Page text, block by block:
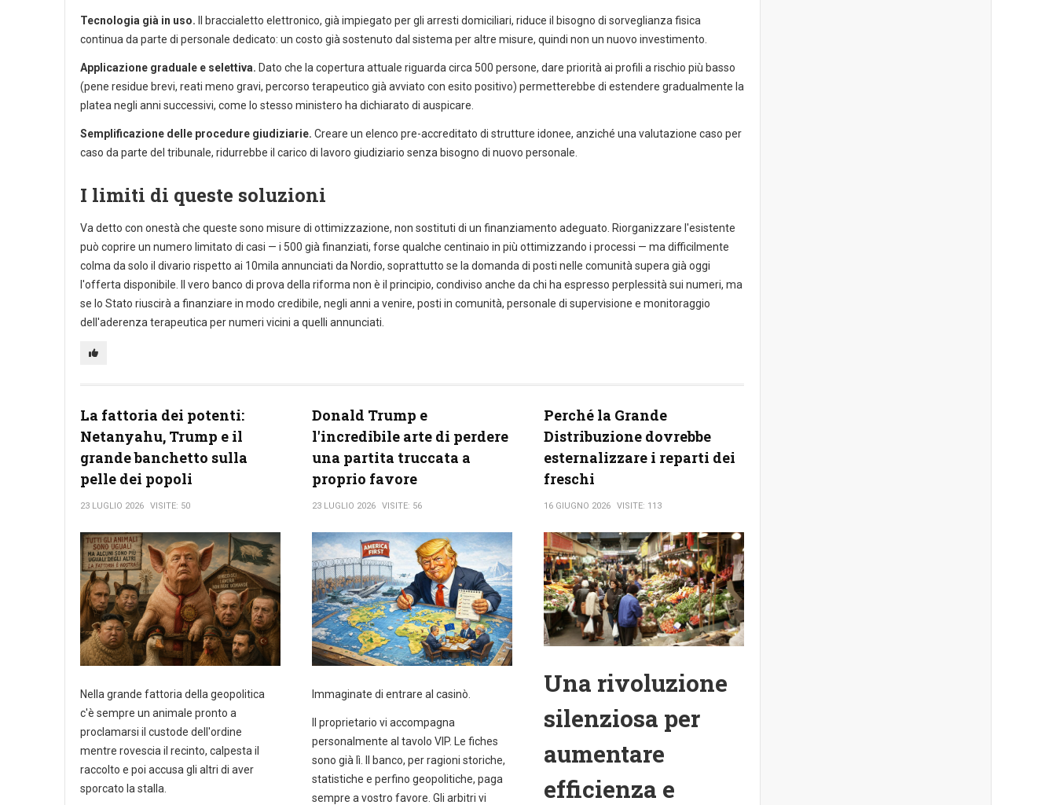
Tecnologia già in uso. Il braccialetto elettronico, già impiegato per gli arresti domiciliari, riduce il bisogno di sorveglianza fisica
continua da parte di personale dedicato: un costo già sostenuto dal sistema per altre misure, quindi non un nuovo investimento.
Applicazione graduale e selettiva. Dato che la copertura attuale riguarda circa 500 persone, dare priorità ai profili a rischio più basso
(pene residue brevi, reati meno gravi, percorso terapeutico già avviato con esito positivo) permetterebbe di estendere gradualmente la
platea negli anni successivi, come lo stesso ministero ha dichiarato di auspicare.
Semplificazione delle procedure giudiziarie. Creare un elenco pre-accreditato di strutture idonee, anziché una valutazione caso per
caso da parte del tribunale, ridurrebbe il carico di lavoro giudiziario senza bisogno di nuovo personale.
I limiti di queste soluzioni
Va detto con onestà che queste sono misure di ottimizzazione, non sostituti di un finanziamento adeguato. Riorganizzare l'esistente
può coprire un numero limitato di casi — i 500 già finanziati, forse qualche centinaio in più ottimizzando i processi — ma difficilmente
colma da solo il divario rispetto ai 10mila annunciati da Nordio, soprattutto se la domanda di posti nelle comunità supera già oggi
l'offerta disponibile. Il vero banco di prova della riforma non è il principio, condiviso anche da chi ha espresso perplessità sui numeri, ma
se lo Stato riuscirà a finanziare in modo credibile, negli anni a venire, posti in comunità, personale di supervisione e monitoraggio
dell'aderenza terapeutica per numeri vicini a quelli annunciati.
La fattoria dei potenti:
Netanyahu, Trump e il
grande banchetto sulla
pelle dei popoli
23 LUGLIO 2026 VISITE: 50
Nella grande fattoria della geopolitica
c'è sempre un animale pronto a
proclamarsi il custode dell'ordine
mentre rovescia il recinto, calpesta il
raccolto e poi accusa gli altri di aver
sporcato la stalla.
Donald Trump e
l'incredibile arte di perdere
una partita truccata a
proprio favore
23 LUGLIO 2026 VISITE: 56
Immaginate di entrare al casinò.
Il proprietario vi accompagna
personalmente al tavolo VIP. Le fiches
sono già lì. Il banco, per ragioni storiche,
statistiche e perfino geopolitiche, paga
sempre a vostro favore. Gli arbitri vi
Perché la Grande
Distribuzione dovrebbe
esternalizzare i reparti dei
freschi
16 GIUGNO 2026 VISITE: 113
Una rivoluzione
silenziosa per
aumentare
efficienza e